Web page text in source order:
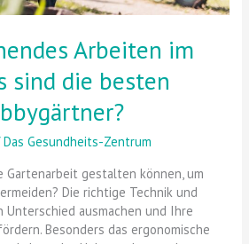
Arbeiten im
sind die besten
Das Gesundheits-Zentrum
Gartenarbeit gestalten können, um
Die richtige Technik und
Unterschied ausmachen und Ihre
Besonders das ergonomische